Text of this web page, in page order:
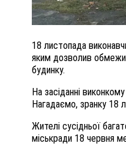
18 листопада
яким дозволив
будинку.
На засіданні
Нагадаємо, зранку 18
Жителі сусідньої
міськради 18 червня